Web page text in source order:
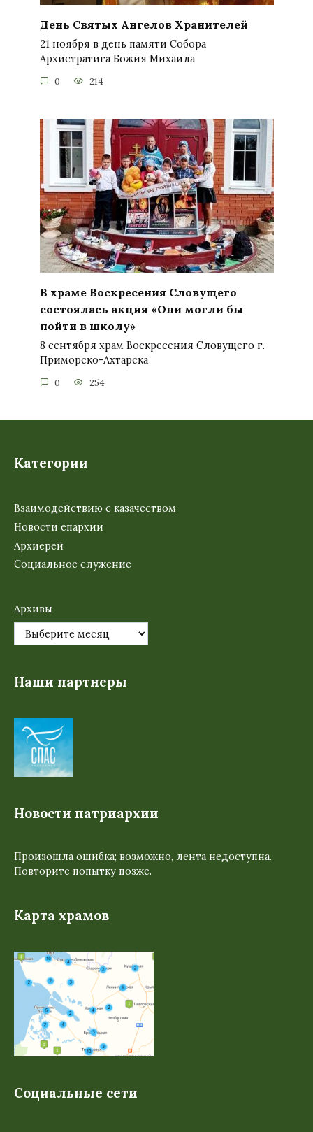
День Святых Ангелов Хранителей
21 ноября в день памяти Собора
Архистратига Божия Михаила
0 214
В храме Воскресения Словущего
состоялась акция «Они могли бы
пойти в школу»
8 сентября храм Воскресения Словущего г.
Приморско-Ахтарска
0 254
Категории
Взаимодействию с казачеством
Новости епархии
Архиерей
Социальное служение
Архивы
Наши партнеры
Новости патриархии
Произошла ошибка; возможно, лента недоступна.
Повторите попытку позже.
Карта храмов
Социальные сети